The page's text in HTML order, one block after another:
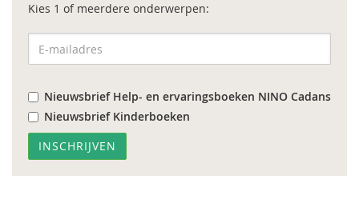
Kies 1 of meerdere onderwerpen:
Nieuwsbrief Help- en ervaringsboeken NINO Cadans
Nieuwsbrief Kinderboeken